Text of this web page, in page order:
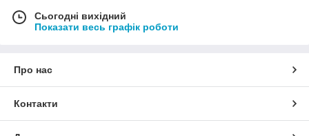
Сьогодні вихідний
Показати весь графік роботи
Про нас
Контакти